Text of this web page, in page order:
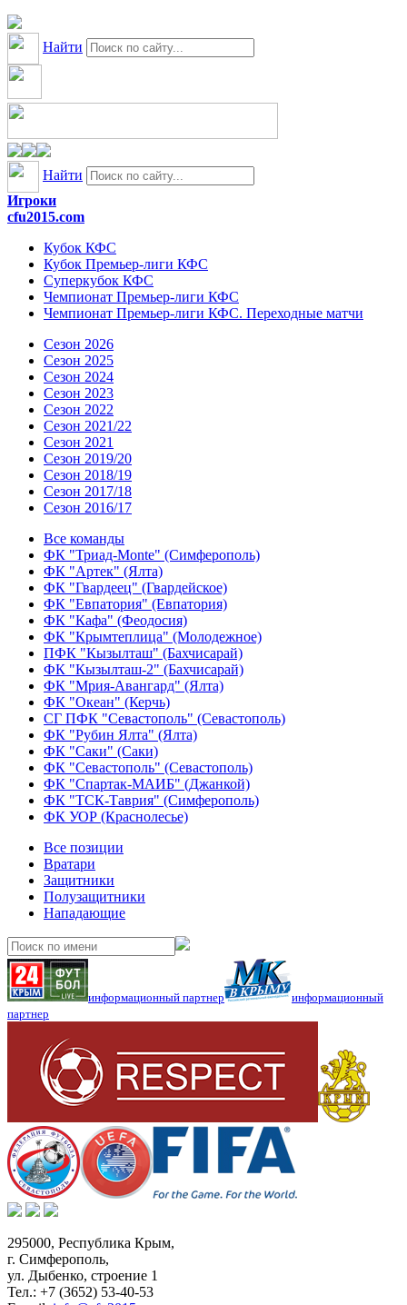
Найти
Найти
Игроки
cfu2015.com
Кубок КФС
Кубок Премьер-лиги КФС
Суперкубок КФС
Чемпионат Премьер-лиги КФС
Чемпионат Премьер-лиги КФС. Переходные матчи
Сезон 2026
Сезон 2025
Сезон 2024
Сезон 2023
Сезон 2022
Сезон 2021/22
Сезон 2021
Сезон 2019/20
Сезон 2018/19
Сезон 2017/18
Сезон 2016/17
Все команды
ФК "Триад-Monte" (Симферополь)
ФК "Артек" (Ялта)
ФК "Гвардеец" (Гвардейское)
ФК "Евпатория" (Евпатория)
ФК "Кафа" (Феодосия)
ФК "Крымтеплица" (Молодежное)
ПФК "Кызылташ" (Бахчисарай)
ФК "Кызылташ-2" (Бахчисарай)
ФК "Мрия-Авангард" (Ялта)
ФК "Океан" (Керчь)
СГ ПФК "Севастополь" (Севастополь)
ФК "Рубин Ялта" (Ялта)
ФК "Саки" (Саки)
ФК "Севастополь" (Севастополь)
ФК "Спартак-МАИБ" (Джанкой)
ФК "ТСК-Таврия" (Симферополь)
ФК УОР (Краснолесье)
Все позиции
Вратари
Защитники
Полузащитники
Нападающие
информационный партнер
информационный
партнер
295000, Республика Крым,
г. Симферополь,
ул. Дыбенко, строение 1
Тел.: +7 (3652) 53-40-53